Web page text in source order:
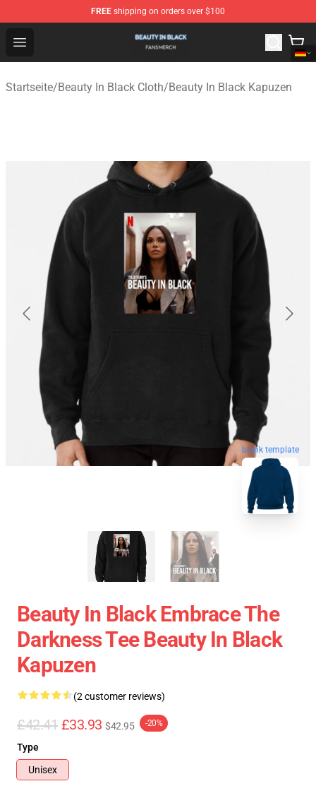
FREE shipping on orders over $100
Open menu
Beauty In Black Shop - Official Beauty In Black
Startseite/Beauty In Black Cloth/Beauty In Black Kapuzen
blank template
Beauty In Black Embrace The
Darkness Tee Beauty In Black
Kapuzen
(2 customer reviews)
£42.41 £33.93 $42.95 -20%
Type
Unisex